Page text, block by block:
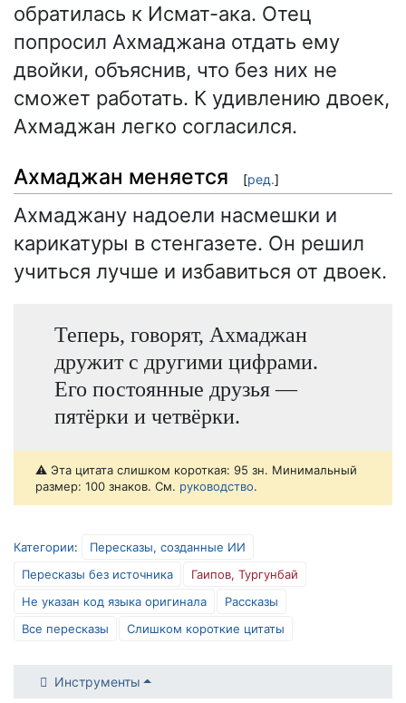
обратилась к Исмат-ака. Отец
попросил Ахмаджана отдать ему
двойки, объяснив, что без них не
сможет работать. К удивлению двоек,
Ахмаджан легко согласился.
Ахмаджан меняется [ред.]
Ахмаджану надоели насмешки и
карикатуры в стенгазете. Он решил
учиться лучше и избавиться от двоек.
Теперь, говорят, Ахмаджан
дружит с другими цифрами.
Его постоянные друзья —
пятёрки и четвёрки.
⚠️ Эта цитата слишком короткая: 95 зн. Минимальный
размер: 100 знаков. См. руководство.
Категории:
Пересказы, созданные ИИ
Пересказы без источника
Гаипов, Тургунбай
Не указан код языка оригинала
Рассказы
Все пересказы
Слишком короткие цитаты
Инструменты